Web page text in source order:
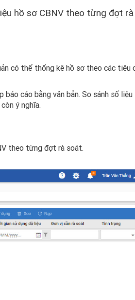
hồ sơ CBNV theo từng đợt rà
có thể thống kê hồ sơ theo các tiêu
cáo bằng văn bản. So sánh số liệu
ý nghĩa.
theo từng đợt rà soát.